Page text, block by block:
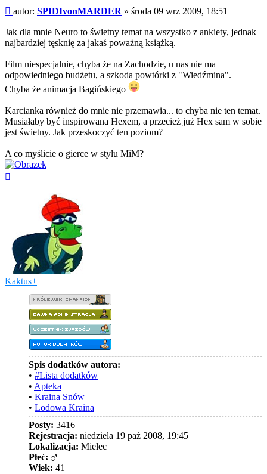
Post
autor: SPIDIvonMARDER » środa 09 wrz 2009, 18:51
Jak dla mnie Neuro to świetny temat na wszystko z ankiety, jednak
najbardziej tęsknię za jakaś poważną książką.
Film niespecjalnie, chyba że na Zachodzie, u nas nie ma
odpowiedniego budżetu, a szkoda powtórki z "Wiedźmina".
Chyba że animacja Bagińskiego
Karcianka również do mnie nie przemawia... to chyba nie ten temat.
Musiałaby być inspirowana Hexem, a przecież już Hex sam w sobie
jest świetny. Jak przeskoczyć ten poziom?
A co myślicie o gierce w stylu MiM?
Kaktus+
Spis dodatków autora:
• #Lista dodatków
• Apteka
• Kraina Snów
• Lodowa Kraina
Posty: 3416
Rejestracja: niedziela 19 paź 2008, 19:45
Lokalizacja: Mielec
Płeć:
Wiek: 41